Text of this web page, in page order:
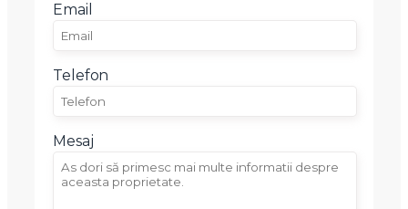
Email
Telefon
Mesaj